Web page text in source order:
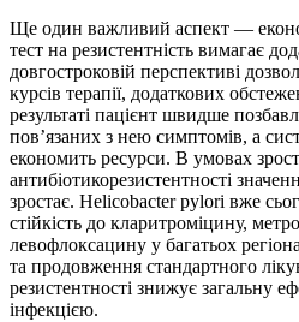
Ще один важливий аспект —
тест на резистентність вимагає
довгостроковій перспективі
курсів терапії, додаткових
результаті пацієнт швидше
пов’язаних з нею симптомів, а
економить ресурси. В умовах
антибіотикорезистентності
зростає. Helicobacter pylori вже
стійкість до кларитроміцину,
левофлоксацину у багатьох
та продовження стандартного
резистентності знижує загальну
інфекцією.